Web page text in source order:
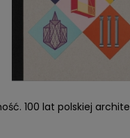
100 lat polskiej